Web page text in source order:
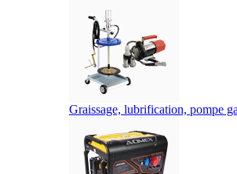
Graissage, lubrification, pompe